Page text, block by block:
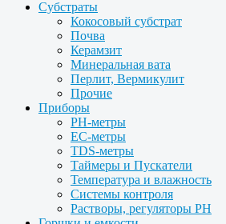
Субстраты
Кокосовый субстрат
Почва
Керамзит
Минеральная вата
Перлит, Вермикулит
Прочие
Приборы
PH-метры
EC-метры
TDS-метры
Таймеры и Пускатели
Температура и влажность
Системы контроля
Растворы, регуляторы PH